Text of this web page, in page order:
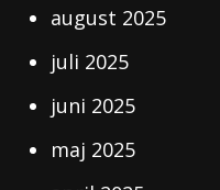
august 2025
juli 2025
juni 2025
maj 2025